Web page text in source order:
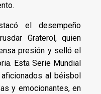
el desempeño
Graterol, quien
presión y selló el
Esta Serie Mundial
al béisbol
y emocionantes, en